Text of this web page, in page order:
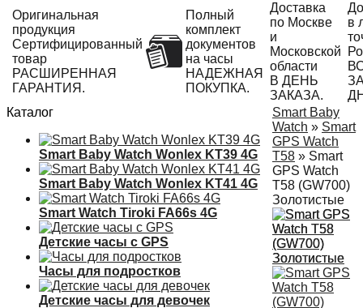
Оригинальная
продукция
Сертифицированный
товар
РАСШИРЕННАЯ
ГАРАНТИЯ.
Полный
комплект
документов
на часы
НАДЕЖНАЯ
ПОКУПКА.
Доставка
по Москве
и
Московской
области
В ДЕНЬ
ЗАКАЗА.
в
Каталог
Smart Baby Watch Wonlex KT39 4G
Smart Baby Watch Wonlex KT41 4G
Smart Watch Tiroki FA66s 4G
Детские часы с GPS
Часы для подростков
Детские часы для девочек
Smart Baby
Watch » Smart
GPS Watch
T58 » Smart
GPS Watch
T58 (GW700)
Золотистые